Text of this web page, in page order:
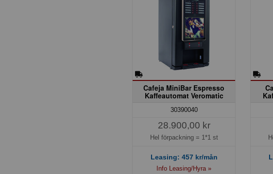
Cafeja MiniBar Espresso
Kaffeautomat Veromatic
30390040
28.900,00 kr
Hel förpackning = 1*1 st
Leasing: 457kr/mån
Info Leasing/Hyra »